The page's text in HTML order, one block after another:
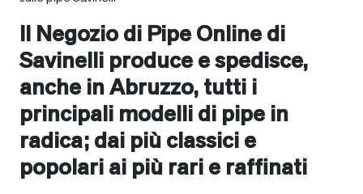
Il Negozio di Pipe Online di
Savinelli produce e spedisce,
anche inAbruzzo, tutti i
principali modelli di pipe in
radica; dai più classici e
popolari ai più rari e raffinati